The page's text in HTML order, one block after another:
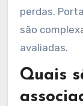
perdas.
são
avaliadas.
Quais